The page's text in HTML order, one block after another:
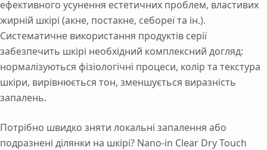
ефективного усунення естетичних проблем, властивих
жирній шкірі (акне, постакне, себореї та ін.).
Систематичне використання продуктів серії
забезпечить шкірі необхідний комплексний догляд:
нормалізуються фізіологічні процеси, колір та текстура
шкіри, вирівнюється тон, зменшується виразність
запалень.
Потрібно швидко зняти локальні запалення або
подразнені ділянки на шкірі? Nano-in Clear Dry Touch